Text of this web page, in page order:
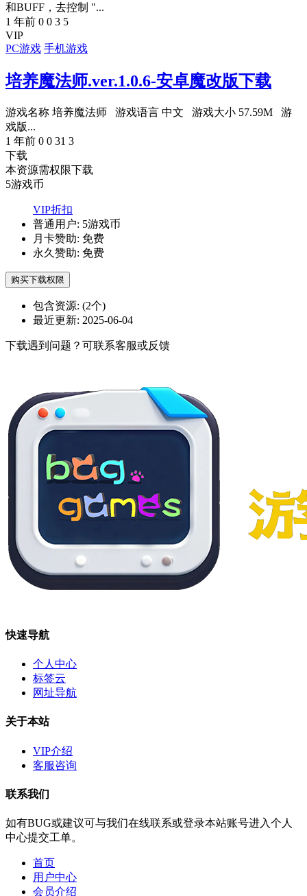
和BUFF，去控制 "...
1 年前 0 0 3 5
VIP
PC游戏 手机游戏
培养魔法师.ver.1.0.6-安卓魔改版下载
游戏名称 培养魔法师 游戏语言 中文 游戏大小 57.59M 游
戏版...
1 年前 0 0 31 3
下载
本资源需权限下载
5游戏币
VIP折扣
普通用户: 5游戏币
月卡赞助: 免费
永久赞助: 免费
购买下载权限
包含资源: (2个)
最近更新: 2025-06-04
下载遇到问题？可联系客服或反馈
快速导航
个人中心
标签云
网址导航
关于本站
VIP介绍
客服咨询
联系我们
如有BUG或建议可与我们在线联系或登录本站账号进入个人
中心提交工单。
首页
用户中心
会员介绍